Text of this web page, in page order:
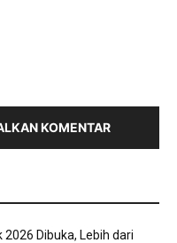
KOMENTAR
2026 Dibuka, Lebih dari